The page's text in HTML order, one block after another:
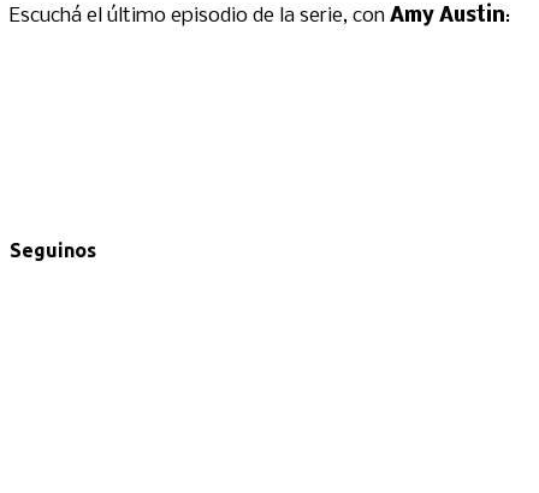
Escuchá el último episodio de la serie, con Amy Austin:
Seguinos